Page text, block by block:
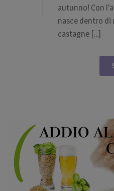
autunno! Con
nasce dentro di
castagne [...]